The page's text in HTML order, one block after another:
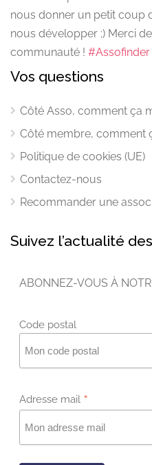
nous donner un petit coup
nous développer ;) Merci
communauté ! #Assofinder
Vos questions
Côté Asso, comment ça
Côté membre, comment
Politique de cookies (UE)
Contactez-nous
Recommander une
Suivez l’actualité
ABONNEZ-VOUS À
Code postal
Adresse mail *